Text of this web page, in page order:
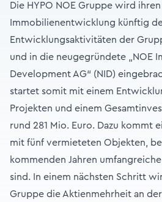
Die HYPO NOE Gruppe wird
Immobilienentwicklung künftig
Entwicklungsaktivitäten der
und in die neugegründete „NOE
Development AG“ (NID)
startet somit mit einem
Projekten und einem
rund 281 Mio. Euro. Dazu kommt
mit fünf vermieteten Objekten,
kommenden Jahren
sind. In einem nächsten Schritt
Gruppe die Aktienmehrheit an